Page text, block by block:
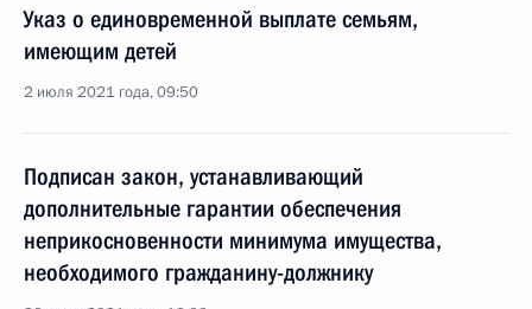
Указ о единовременной выплате семьям,
имеющим детей
2 июля 2021 года, 09:50
Подписан закон, устанавливающий
дополнительные гарантии обеспечения
неприкосновенности минимума имущества,
необходимого гражданину-должнику